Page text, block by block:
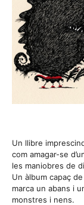
Un llibre
com amagar-se
les maniobres de
Un àlbum capaç
marca un abans i
monstres i nens.